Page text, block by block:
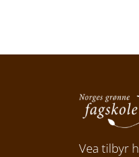
Vea tilbyr